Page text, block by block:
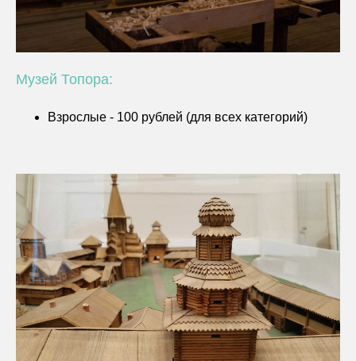
Музей Топора:
Взрослые - 100 рублей (для всех категорий)